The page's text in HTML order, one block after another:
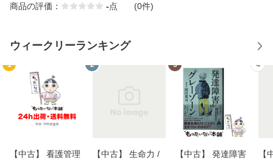
商品の評価： -点 (0件)
ウィークリーランキング
1
【中古】 看護管理
2
【中古】 生命力 /
3
【中古】 発達障害
4
【